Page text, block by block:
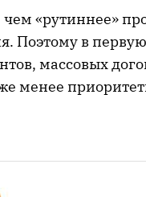
«рутиннее»
Поэтому в
массовых
менее